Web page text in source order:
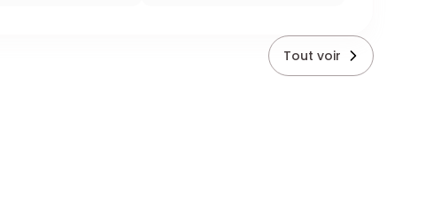
Tout voir